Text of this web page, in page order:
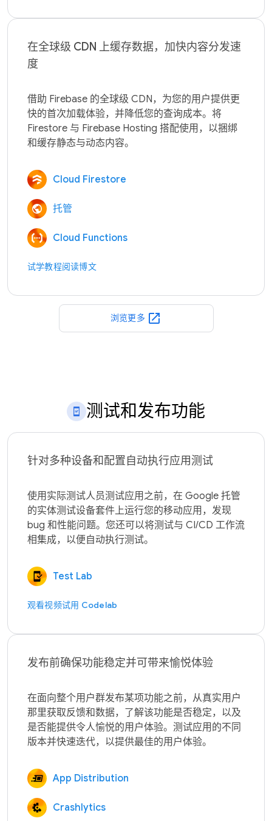
在全球级 CDN 上缓存数据，加快内容分发速
度
借助 Firebase 的全球级 CDN，为您的用户提供更
快的首次加载体验，并降低您的查询成本。将
Firestore 与 Firebase Hosting 搭配使用，以捆绑
Cloud Firestore
托管
Cloud Functions
试学教程阅读博文
浏览更多 open_in_new
测试和发布功能
针对多种设备和配置自动执行应用测试
使用实际测试人员测试应用之前，在 Google 托管
的实体测试设备套件上运行您的移动应用，发现
bug 和性能问题。您还可以将测试与 CI/CD 工作流
Test Lab
观看视频试用 Codelab
发布前确保功能稳定并可带来愉悦体验
在面向整个用户群发布某项功能之前，从真实用户
那里获取反馈和数据，了解该功能是否稳定，以及
是否能提供令人愉悦的用户体验。测试应用的不同
App Distribution
Crashlytics